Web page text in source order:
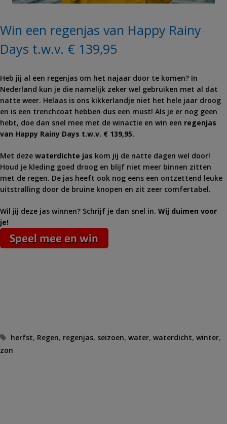
Win een regenjas van Happy Rainy
Days t.w.v. € 139,95
Heb jij al een regenjas om het najaar door te komen? In
Nederland kun je die namelijk zeker wel gebruiken met al dat
natte weer. Helaas is ons kikkerlandje niet het hele jaar droog
en is een trenchcoat hebben dus een must! Als je er nog geen
hebt, doe dan snel mee met de winactie en win een regenjas
van Happy Rainy Days t.w.v. € 139,95.
Met deze waterdichte jas kom jij de natte dagen wel door!
Houd je kleding goed droog en blijf niet meer binnen zitten
met de regen. De jas heeft ook nog eens een ontzettend leuke
uitstralling door de bruine knopen en zit zeer comfertabel.
Wil jij deze jas winnen? Schrijf je dan snel in. Wij duimen voor
je!
Tags
herfst, Regen, regenjas, seizoen,water,waterdicht,winter,
zon